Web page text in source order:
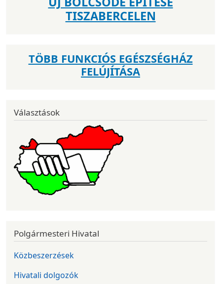
TISZABERCELEN
TÖBB FUNKCIÓS EGÉSZSÉGHÁZ
FELÚJÍTÁSA
Választások
Polgármesteri Hivatal
Közbeszerzések
Hivatali dolgozók